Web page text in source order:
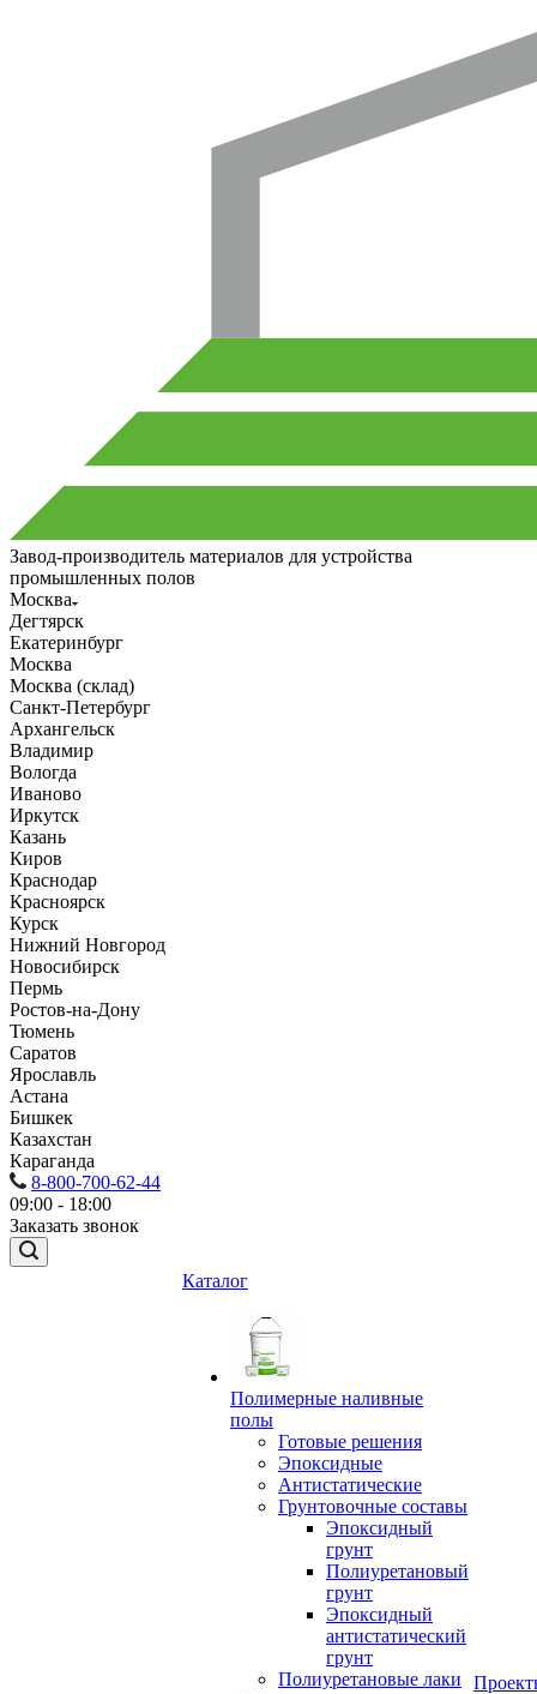
Завод-производитель материалов для устройства
промышленных полов
Москва
Дегтярск
Екатеринбург
Москва
Москва (склад)
Санкт-Петербург
Архангельск
Владимир
Вологда
Иваново
Иркутск
Казань
Киров
Краснодар
Красноярск
Курск
Нижний Новгород
Новосибирск
Пермь
Ростов-на-Дону
Тюмень
Саратов
Ярославль
Астана
Бишкек
Казахстан
Караганда
8-800-700-62-44
09:00 - 18:00
Заказать звонок
Каталог
Полимерные наливные
полы
Готовые решения
Эпоксидные
Антистатические
Грунтовочные составы
Эпоксидный
грунт
Полиуретановый
грунт
Эпоксидный
антистатический
грунт
Полиуретановые лаки